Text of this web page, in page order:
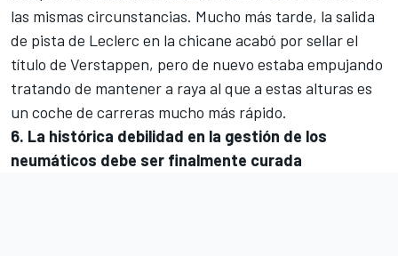
las mismas circunstancias. Mucho más tarde, la salida
de pista de Leclerc en la chicane acabó por sellar el
título de Verstappen, pero de nuevo estaba empujando
tratando de mantener a raya al que a estas alturas es
un coche de carreras mucho más rápido.
6. La histórica debilidad en la gestión de los
neumáticos debe ser finalmente curada